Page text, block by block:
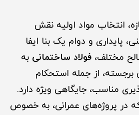
انتخاب مواد اولیه نقش
پایداری و دوام یک بنا ایفا
مختلف، فولاد ساختمانی به
از جمله استحکام
مناسب، جایگاهی ویژه دارد.
در پروژه‌های عمرانی، به خصوص